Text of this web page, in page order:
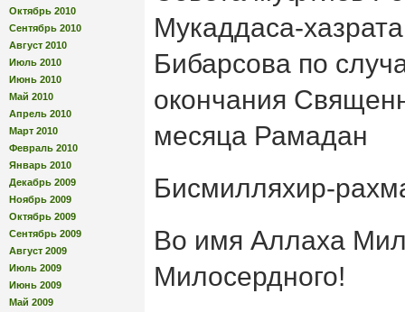
Октябрь 2010
Сентябрь 2010
Август 2010
Июль 2010
Июнь 2010
Май 2010
Апрель 2010
Март 2010
Февраль 2010
Январь 2010
Декабрь 2009
Ноябрь 2009
Октябрь 2009
Сентябрь 2009
Август 2009
Июль 2009
Июнь 2009
Май 2009
Мукаддаса-хазрата
Бибарсова по
окончания
месяца Рамадан
Бисмилляхир-
Во имя Аллаха
Милосердного!